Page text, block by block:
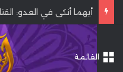
أيهما أنكى في العدو:
القائمة